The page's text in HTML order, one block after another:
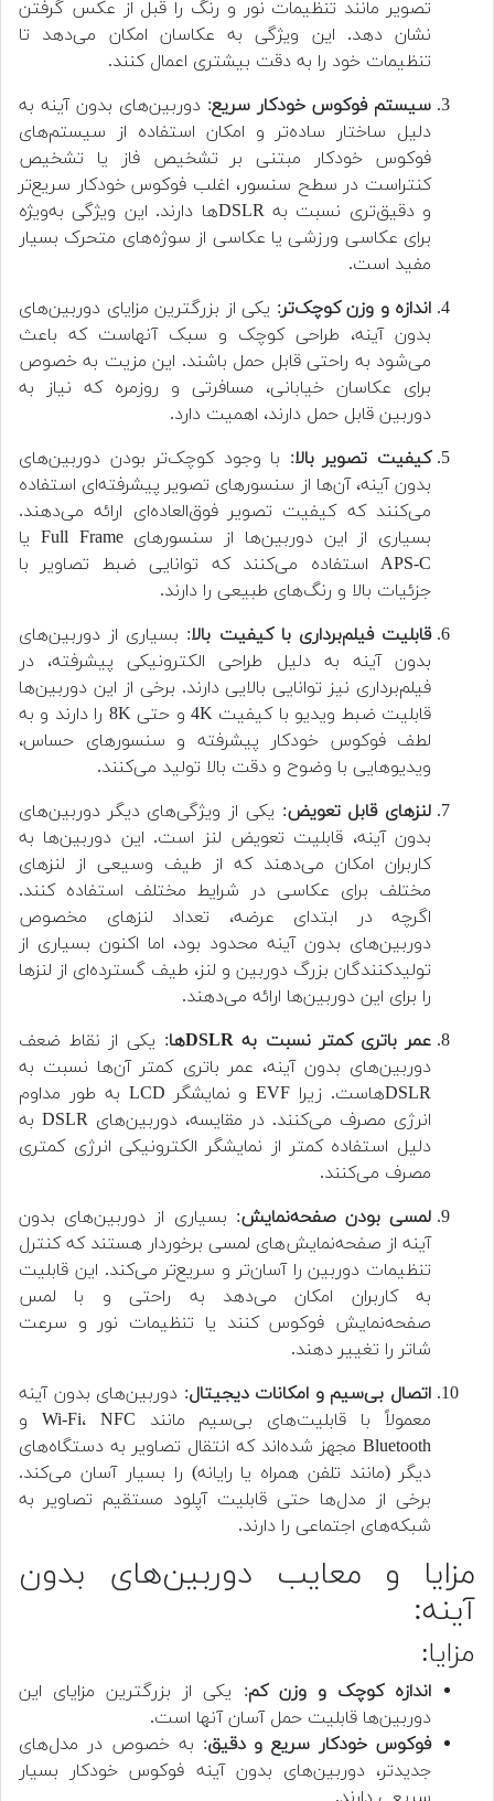
تصویر مانند تنظیمات نور و رنگ را قبل از عکس گرفتن
نشان دهد. این ویژگی به عکاسان امکان می‌دهد تا
تنظیمات خود را به دقت بیشتری اعمال کنند.
سیستم فوکوس خودکار سریع: دوربین‌های بدون آینه به
دلیل ساختار ساده‌تر و امکان استفاده از سیستم‌های
فوکوس خودکار مبتنی بر تشخیص فاز یا تشخیص
کنتراست در سطح سنسور، اغلب فوکوس خودکار سریع‌تر
و دقیق‌تری نسبت به DSLRها دارند. این ویژگی به‌ویژه
برای عکاسی ورزشی یا عکاسی از سوژه‌های متحرک بسیار
مفید است.
اندازه و وزن کوچک‌تر: یکی از بزرگترین مزایای دوربین‌های
بدون آینه، طراحی کوچک و سبک آنهاست که باعث
می‌شود به راحتی قابل حمل باشند. این مزیت به خصوص
برای عکاسان خیابانی، مسافرتی و روزمره که نیاز به
دوربین قابل حمل دارند، اهمیت دارد.
کیفیت تصویر بالا: با وجود کوچک‌تر بودن دوربین‌های
بدون آینه، آن‌ها از سنسورهای تصویر پیشرفته‌ای استفاده
می‌کنند که کیفیت تصویر فوق‌العاده‌ای ارائه می‌دهند.
بسیاری از این دوربین‌ها از سنسورهای Full Frame یا
APS-C استفاده می‌کنند که توانایی ضبط تصاویر با
جزئیات بالا و رنگ‌های طبیعی را دارند.
قابلیت فیلم‌برداری با کیفیت بالا: بسیاری از دوربین‌های
بدون آینه به دلیل طراحی الکترونیکی پیشرفته، در
فیلم‌برداری نیز توانایی بالایی دارند. برخی از این دوربین‌ها
قابلیت ضبط ویدیو با کیفیت 4K و حتی 8K را دارند و به
لطف فوکوس خودکار پیشرفته و سنسورهای حساس،
ویدیوهایی با وضوح و دقت بالا تولید می‌کنند.
لنزهای قابل تعویض: یکی از ویژگی‌های دیگر دوربین‌های
بدون آینه، قابلیت تعویض لنز است. این دوربین‌ها به
کاربران امکان می‌دهند که از طیف وسیعی از لنزهای
مختلف برای عکاسی در شرایط مختلف استفاده کنند.
اگرچه در ابتدای عرضه، تعداد لنزهای مخصوص
دوربین‌های بدون آینه محدود بود، اما اکنون بسیاری از
تولیدکنندگان بزرگ دوربین و لنز، طیف گسترده‌ای از لنزها
را برای این دوربین‌ها ارائه می‌دهند.
عمر باتری کمتر نسبت به DSLRها
: یکی از نقاط ضعف
دوربین‌های بدون آینه، عمر باتری کمتر آن‌ها نسبت به
DSLRهاست. زیرا EVF و نمایشگر LCD به طور مداوم
انرژی مصرف می‌کنند. در مقایسه، دوربین‌های DSLR به
دلیل استفاده کمتر از نمایشگر الکترونیکی انرژی کمتری
مصرف می‌کنند.
لمسی بودن صفحه‌نمایش: بسیاری از دوربین‌های بدون
آینه از صفحه‌نمایش‌های لمسی برخوردار هستند که کنترل
تنظیمات دوربین را آسان‌تر و سریع‌تر می‌کند. این قابلیت
به کاربران امکان می‌دهد به راحتی و با لمس
صفحه‌نمایش فوکوس کنند یا تنظیمات نور و سرعت
شاتر را تغییر دهند.
اتصال بی‌سیم و امکانات دیجیتال: دوربین‌های بدون آینه
معمولاً با قابلیت‌های بی‌سیم مانند Wi-Fi، NFC و
Bluetooth مجهز شده‌اند که انتقال تصاویر به دستگاه‌های
دیگر (مانند تلفن همراه یا رایانه) را بسیار آسان می‌کند.
برخی از مدل‌ها حتی قابلیت آپلود مستقیم تصاویر به
شبکه‌های اجتماعی را دارند.
مزایا و معایب دوربین‌های بدون
آینه:
مزایا:
اندازه کوچک و وزن کم: یکی از بزرگترین مزایای این
دوربین‌ها قابلیت حمل آسان آنها است.
فوکوس خودکار سریع و دقیق: به خصوص در مدل‌های
جدیدتر، دوربین‌های بدون آینه فوکوس خودکار بسیار